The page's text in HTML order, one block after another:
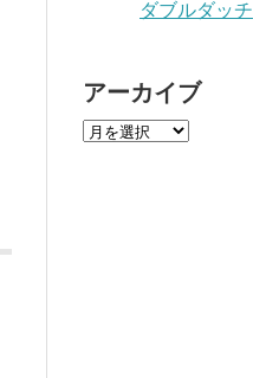
ダブルダッチ
アーカイブ